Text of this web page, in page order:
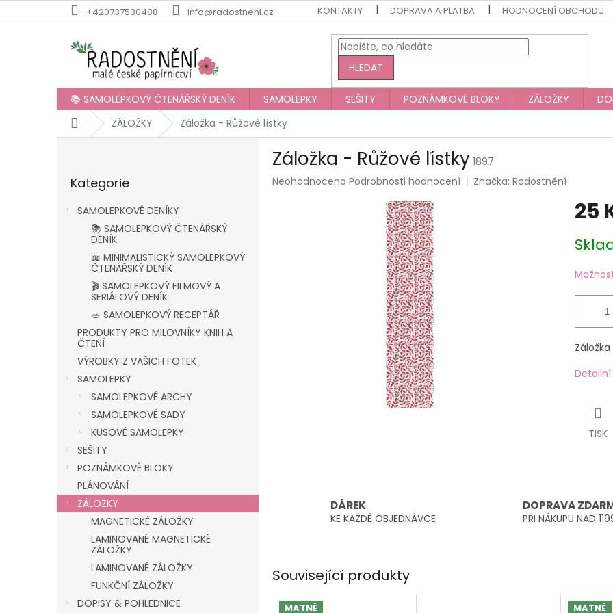
na
+420737530488 info@radostneni.cz KONTAKTY DOPRAVA A PLATBA HODNOCENÍ OBCHODU
HLEDAT
📚 SAMOLEPKOVÝ ČTENÁŘSKÝ DENÍK SAMOLEPKY SEŠITY POZNÁMKOVÉ BLOKY ZÁLOŽKY
DomůZÁLOŽKY Záložka - Růžové lístky
kategorie
Kategorie
SAMOLEPKOVÉ DENÍKY
📚 SAMOLEPKOVÝ ČTENÁŘSKÝ
DENÍK
📖 MINIMALISTICKÝ SAMOLEPKOVÝ
ČTENÁŘSKÝ DENÍK
🎬 SAMOLEPKOVÝ FILMOVÝ A
SERIÁLOVÝ DENÍK
🥗 SAMOLEPKOVÝ RECEPTÁŘ
PRODUKTY PRO MILOVNÍKY KNIH A
ČTENÍ
VÝROBKY Z VAŠICH FOTEK
SAMOLEPKY
SAMOLEPKOVÉ ARCHY
SAMOLEPKOVÉ SADY
KUSOVÉ SAMOLEPKY
SEŠITY
POZNÁMKOVÉ BLOKY
PLÁNOVÁNÍ
ZÁLOŽKY
MAGNETICKÉ ZÁLOŽKY
LAMINOVANÉ MAGNETICKÉ
ZÁLOŽKY
LAMINOVANÉ ZÁLOŽKY
FUNKČNÍ ZÁLOŽKY
DOPISY & POHLEDNICE
Záložka - Růžové lístky 1897
Průměrné
Neohodnoceno Podrobnosti hodnocení Značka:Radostnění
25
cena:
TISK
DÁREK
KE KAŽDÉ OBJEDNÁVCE
DOPRAVA
PŘI NÁKUPU NAD
Související produkty
MATNÉ
MATNÉ